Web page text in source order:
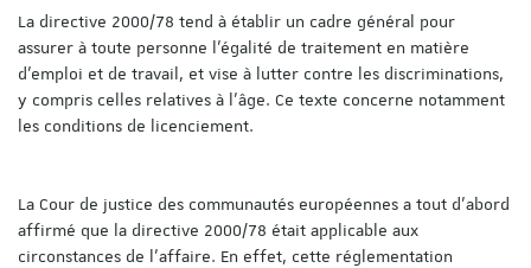
La directive 2000/78 tend à établir un cadre général pour
assurer à toute personne l’égalité de traitement en matière
d’emploi et de travail, et vise à lutter contre les discriminations,
y compris celles relatives à l’âge. Ce texte concerne notamment
les conditions de licenciement.
La Cour de justice des communautés européennes a tout d’abord
affirmé que la directive 2000/78 était applicable aux
circonstances de l’affaire. En effet, cette réglementation